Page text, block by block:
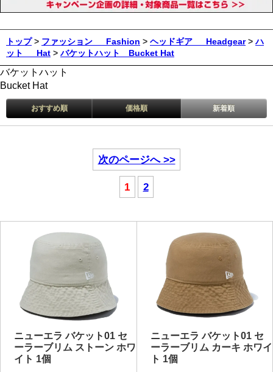
トップ > ファッション Fashion > ヘッドギア Headgear >ハ
ット
Hat > バケットハット Bucket Hat
バケットハット
Bucket Hat
おすすめ順 価格順 新着順
次のページへ >>
1 2
ニューエラ バケット01 セ
ーラーブリム ストーン ホワ
イト 1個
ニューエラ バケット01 セ
ーラーブリム カーキ ホワイ
ト 1個